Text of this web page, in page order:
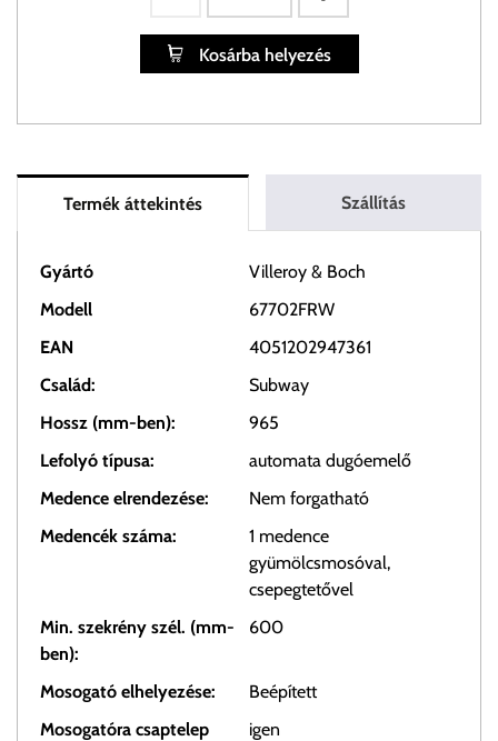
Kosárba helyezés
Termék áttekintés Szállítás
Gyártó
Villeroy & Boch
Modell
67702FRW
EAN
4051202947361
Család:
Subway
Hossz (mm-ben):
965
Lefolyó típusa:
automata dugóemelő
Medence elrendezése:
Nem forgatható
Medencék száma:
1 medence
gyümölcsmosóval,
csepegtetővel
Min. szekrény szél. (mm-
ben):
600
Mosogató elhelyezése:
Beépített
Mosogatóra csaptelep
igen